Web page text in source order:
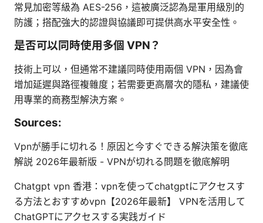
常見加密等級為 AES-256，這被廣泛認為是軍用級別的
防護；搭配強大的認證與協議即可提供高水平安全性。
是否可以同時使用多個 VPN？
技術上可以，但通常不建議同時使用兩個 VPN，因為會
增加延遲與路徑複雜度；若需要更高層次的隱私，建議使
用專業的商務型解決方案。
Sources:
Vpnが勝手に切れる！原因と今すぐできる解決策を徹底
解説 2026年最新版 - VPNが切れる問題を徹底解明
Chatgpt vpn 香港：vpnを使ってchatgptにアクセスす
る方法とおすすめvpn【2026年最新】 VPNを活用して
ChatGPTにアクセスする実践ガイド